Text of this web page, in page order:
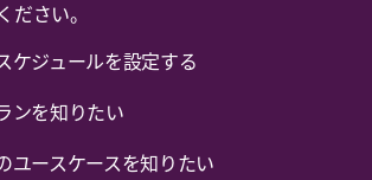
ださい。
ケジュールを設定する
ンを知りたい
ユースケースを知りたい